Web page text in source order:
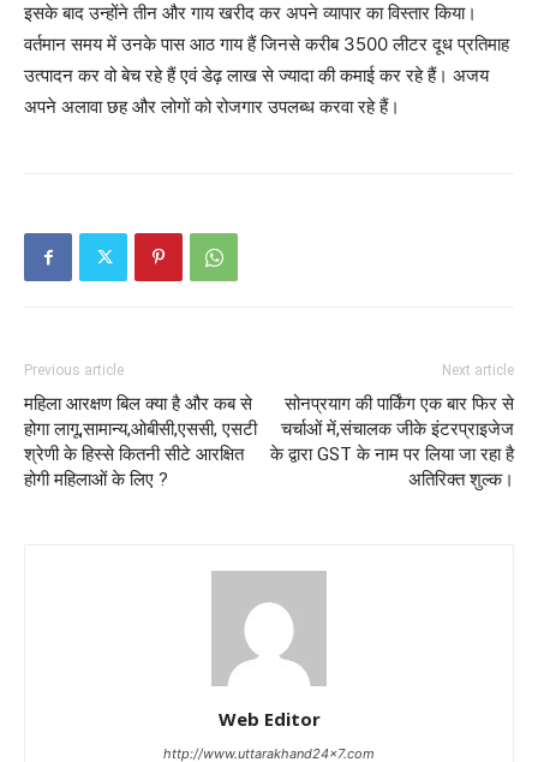
इसके बाद उन्होंने तीन और गाय खरीद कर अपने व्यापार का विस्तार किया।
वर्तमान समय में उनके पास आठ गाय हैं जिनसे करीब 3500 लीटर दूध प्रतिमाह
उत्पादन कर वो बेच रहे हैं एवं डेढ़ लाख से ज्यादा की कमाई कर रहे हैं। अजय
अपने अलावा छह और लोगों को रोजगार उपलब्ध करवा रहे हैं।
Previous article
महिला आरक्षण बिल क्या है और कब से
होगा लागू,सामान्य,ओबीसी,एससी, एसटी
श्रेणी के हिस्से कितनी सीटे आरक्षित
होगी महिलाओं के लिए ?
Next article
सोनप्रयाग की पार्किंग एक बार फिर से
चर्चाओं में,संचालक जीके इंटरप्राइजेज
के द्वारा GST के नाम पर लिया जा रहा है
अतिरिक्त शुल्क।
Web Editor
http://www.uttarakhand24x7.com